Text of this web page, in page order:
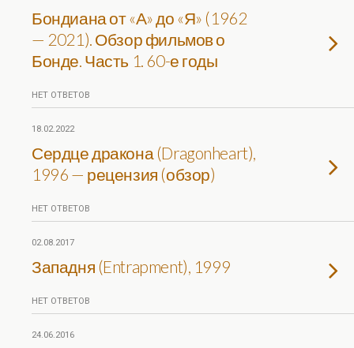
Бондиана от «А» до «Я» (1962
— 2021). Обзор фильмов о
Бонде. Часть 1. 60-е годы
НЕТ ОТВЕТОВ
18.02.2022
Сердце дракона (Dragonheart),
1996 — рецензия (обзор)
НЕТ ОТВЕТОВ
02.08.2017
Западня (Entrapment), 1999
НЕТ ОТВЕТОВ
24.06.2016